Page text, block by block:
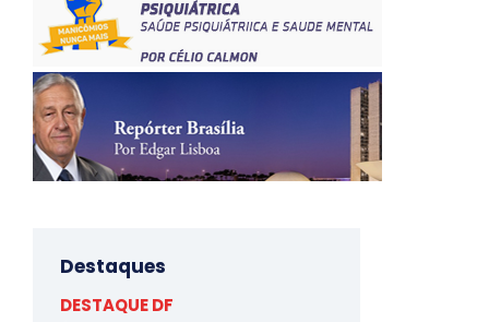
Destaques
DESTAQUE DF